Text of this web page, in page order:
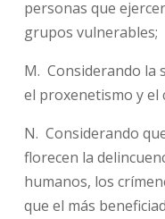
personas que
grupos vulnerables;
M. Considerando la
el proxenetismo y el
N. Considerando
florecen la
humanos, los
que el más